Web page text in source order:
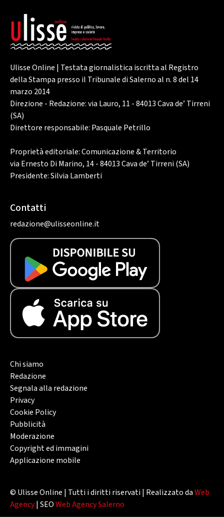
Ulisse Online | Testata giornalistica iscritta al Registro
della Stampa presso il Tribunale di Salerno al n. 8 del 14
marzo 2014
Direzione - Redazione: via Lauro, 11 - 84013 Cava de’ Tirreni
(SA)
Direttore responsabile: Pasquale Petrillo
Proprietà editoriale: Comunicazione & Territorio
via Ernesto Di Marino, 14 - 84013 Cava de’ Tirreni (SA)
Presidente: Silvia Lamberti
Contatti
redazione@ulisseonline.it
Chi siamo
Redazione
Segnala alla redazione
Privacy
Cookie Policy
Pubblicità
Moderazione
Copyright ed immagini
Applicazione mobile
© Ulisse Online | Tutti i diritti riservati | Realizzato daWeb
Agency| SEOWeb Agency Salerno